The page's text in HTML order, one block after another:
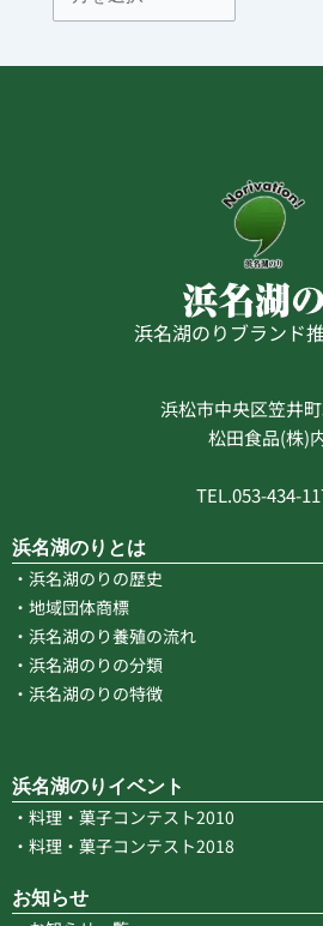
浜名湖のりブランド
浜松市中央区笠井
松田食品(株)
TEL.053-434-
浜名湖のりとは
・浜名湖のりの歴史
・地域団体商標
・浜名湖のり養殖の流れ
・浜名湖のりの分類
・浜名湖のりの特徴
浜名湖のりイベント
・料理・菓子コンテスト2010
・料理・菓子コンテスト2018
お知らせ